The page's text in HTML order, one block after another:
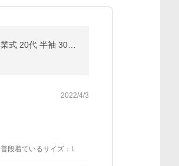
2022/4/3
普段着ているサイズ：L